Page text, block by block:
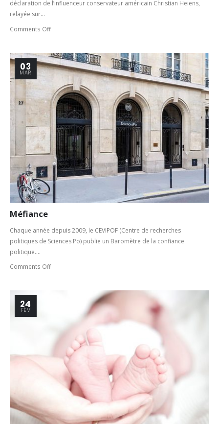
déclaration de l’influenceur conservateur américain Christian Heiens,
relayée sur...
Comments Off
03
MAR
Méfiance
Chaque année depuis 2009, le CEVIPOF (Centre de recherches
politiques de Sciences Po) publie un Baromètre de la confiance
politique....
Comments Off
24
FÉV